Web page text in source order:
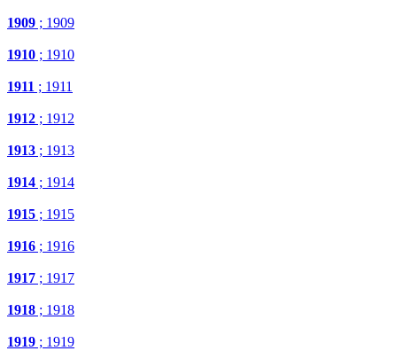
1909 ; 1909
1910 ; 1910
1911 ; 1911
1912 ; 1912
1913 ; 1913
1914 ; 1914
1915 ; 1915
1916 ; 1916
1917 ; 1917
1918 ; 1918
1919 ; 1919